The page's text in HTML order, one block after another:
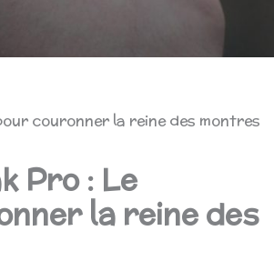
couronner la reine des montres
Pro : Le
la reine des